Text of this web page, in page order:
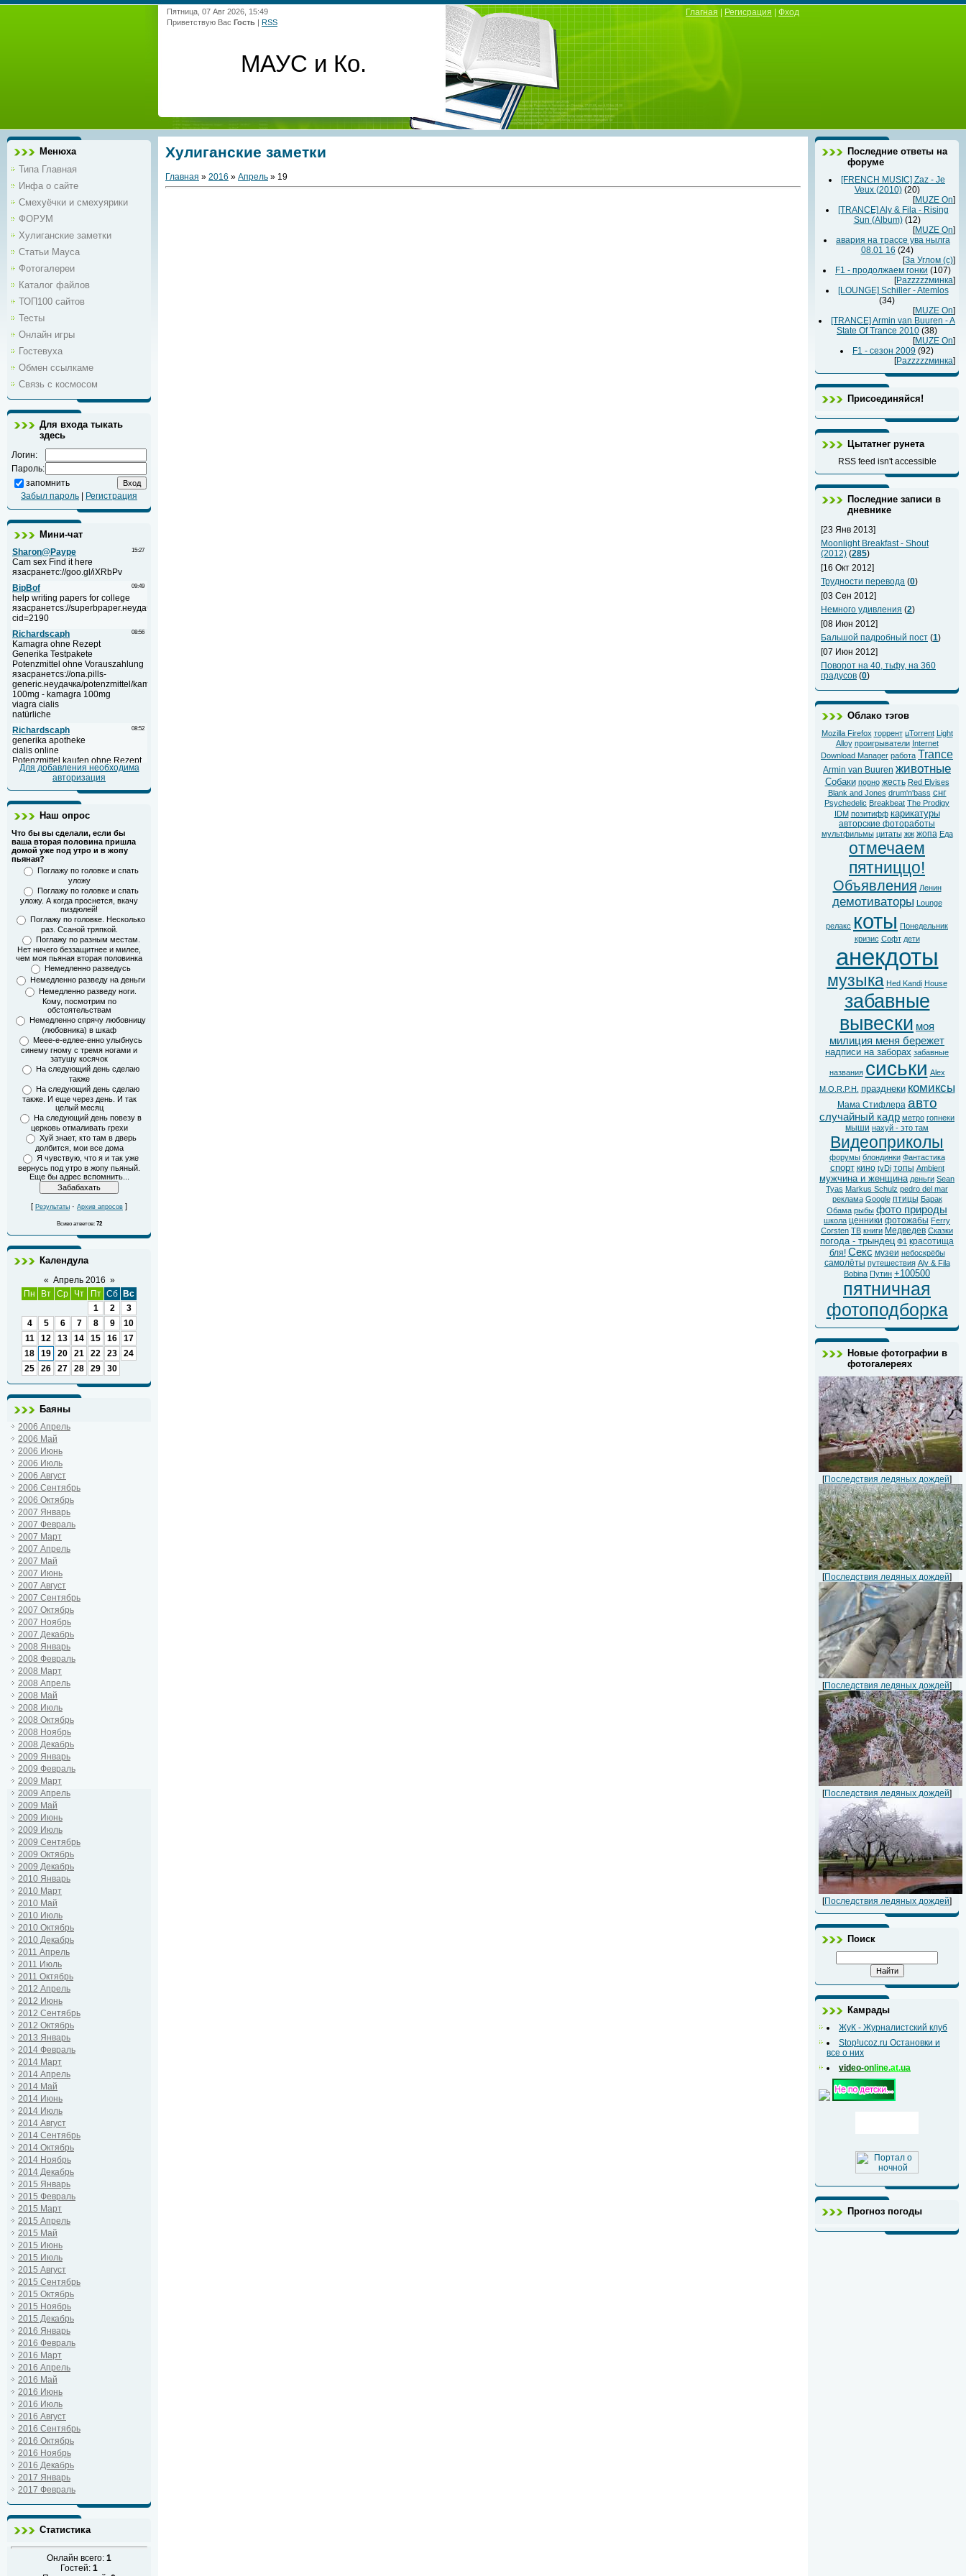
Пятница, 07 Авг 2026, 15:49
Приветствую Вас Гость | RSS
МАУС и Ко.
Глагная Регисрация Фход
Менюха
Типа Главная
Инфа о сайте
Смехуёчки и смехуярики
ФОРУМ
Хулиганские заметки
Статьи Мауса
Фотогалереи
Каталог файлов
ТОП100 сайтов
Тесты
Онлайн игры
Гостевуха
Обмен ссылкаме
Связь с космосом
Для входа тыкать
здесь
Логин:
Пароль:
запомнить
Забыл пароль
Регистрация
Мини-чат
Для добавления необходима
авторизация
Наш опрос
Что бы вы сделали, если бы
ваша вторая половина пришла
домой уже под утро и в жопу
пьяная?
Поглажу по головке и спать
уложу
Поглажу по головке и спать
уложу. А когда проснется, вкачу
пиздюлей!
Поглажу по головке. Несколько
раз. Ссаной тряпкой.
Поглажу по разным местам.
Нет ничего беззащитнее и милее,
чем моя пьяная вторая половинка
Немедленно разведусь
Немедленно разведу на деньги
Немедленно разведу ноги.
Кому, посмотрим по
обстоятельствам
Немедленно спрячу любовницу
(любовника) в шкаф
Меее-е-едлее-енно улыбнусь
синему гному с тремя ногами и
затушу косячок
На следующий день сделаю
также
На следующий день сделаю
также. И еще через день. И так
целый месяц
На следующий день повезу в
церковь отмаливать грехи
Хуй знает, кто там в дверь
долбится, мои все дома
Я чувствую, что я и так уже
вернусь под утро в жопу пьяный.
Еще бы адрес вспомнить...
[ Результаты · Архив апросов ]
Всиво атветов: 72
Календула
« Апрель 2016 »
Пн
Вт Ср Чт Пт Сб
Вс
1
2
3
4
5 6 7 8 9
10
11
12 13 14 15 16
17
18
19 20 21 22 23
24
25
26 27 28 29 30
Баяны
2006 Апрель
2006 Май
2006 Июнь
2006 Июль
2006 Август
2006 Сентябрь
2006 Октябрь
2007 Январь
2007 Февраль
2007 Март
2007 Апрель
2007 Май
2007 Июнь
2007 Август
2007 Сентябрь
2007 Октябрь
2007 Ноябрь
2007 Декабрь
2008 Январь
2008 Февраль
2008 Март
2008 Апрель
2008 Май
2008 Июль
2008 Октябрь
2008 Ноябрь
2008 Декабрь
2009 Январь
2009 Февраль
2009 Март
2009 Апрель
2009 Май
2009 Июнь
2009 Июль
2009 Сентябрь
2009 Октябрь
2009 Декабрь
2010 Январь
2010 Март
2010 Май
2010 Июль
2010 Октябрь
2010 Декабрь
2011 Апрель
2011 Июль
2011 Октябрь
2012 Апрель
2012 Июнь
2012 Сентябрь
2012 Октябрь
2013 Январь
2014 Февраль
2014 Март
2014 Апрель
2014 Май
2014 Июнь
2014 Июль
2014 Август
2014 Сентябрь
2014 Октябрь
2014 Ноябрь
2014 Декабрь
2015 Январь
2015 Февраль
2015 Март
2015 Апрель
2015 Май
2015 Июнь
2015 Июль
2015 Август
2015 Сентябрь
2015 Октябрь
2015 Ноябрь
2015 Декабрь
2016 Январь
2016 Февраль
2016 Март
2016 Апрель
2016 Май
2016 Июнь
2016 Июль
2016 Август
2016 Сентябрь
2016 Октябрь
2016 Ноябрь
2016 Декабрь
2017 Январь
2017 Февраль
Статистика
Онлайн всего: 1
Гостей: 1
Хулиганские заметки
Главная » 2016 » Апрель » 19
Последние ответы на
форуме
[FRENCH MUSIC] Zaz - Je
Veux (2010) (20)
[MUZE On]
[TRANCE] Aly & Fila - Rising
Sun (Album) (12)
[MUZE On]
авария на трассе ува нылга
08.01 16 (24)
[За Углом (с)]
F1 - продолжаем гонки (107)
[Раzzzzzминка]
[LOUNGE] Schiller - Atemlos
(34)
[MUZE On]
[TRANCE] Armin van Buuren - A
State Of Trance 2010 (38)
[MUZE On]
F1 - сезон 2009 (92)
[Раzzzzzминка]
Присоединяйся!
Цытатнег рунета
RSS feed isn't accessible
Последние записи в
дневнике
[23 Янв 2013]
Moonlight Breakfast - Shout
(2012) (285)
[16 Окт 2012]
Трудности перевода (0)
[03 Сен 2012]
Немного удивления (2)
[08 Июн 2012]
Бальшой падробный пост (1)
[07 Июн 2012]
Поворот на 40, тьфу, на 360
градусов (0)
Облако тэгов
Mozilla Firefox торрент µTorrent Light
Alloy проигрыватели Internet
Download Manager работа Trance
Armin van Buuren животные
Собаки порно жесть Red Elvises
Blank and Jones drum'n'bass снг
Psychedelic Breakbeat The Prodigy
IDM позитифф карикатуры
авторские фотоработы
мультфильмы цитаты жж жопа Еда
отмечаем
пятниццо!
Объявления Ленин
демотиваторы Lounge
релакс коты Понедельник
кризис Софт дети
анекдоты
музыка Hed Kandi House
забавные
вывески моя
милиция меня бережет
надписи на заборах забавные
названия сиськи Alex
M.O.R.P.H.
празднеки комиксы
Мама Стифлера авто
случайный кадр метро гопнеки
мыши нахуй - это там
Видеоприколы
форумы блондинки Фантастика
спорт кино tyDi топы Ambient
мужчина и женщина деньги Sean
Tyas Markus Schulz pedro del mar
реклама Google птицы Барак
Обама рыбы фото природы
школа ценники фотожабы Ferry
Corsten ТВ книги Медведев Сказки
погода - трындец Ф1 красотища
бля! Секс музеи небоскрёбы
самолёты путешествия Aly & Fila
Bobina Путин +100500
пятничная
фотоподборка
Новые фотографии в
фотогалереях
[Последствия ледяных дождей]
[Последствия ледяных дождей]
[Последствия ледяных дождей]
[Последствия ледяных дождей]
[Последствия ледяных дождей]
Поиск
Камрады
ЖуК - Журналистский клуб
Stop!ucoz.ru Остановки и
все о них
video-on line.at.ua
Прогноз погоды